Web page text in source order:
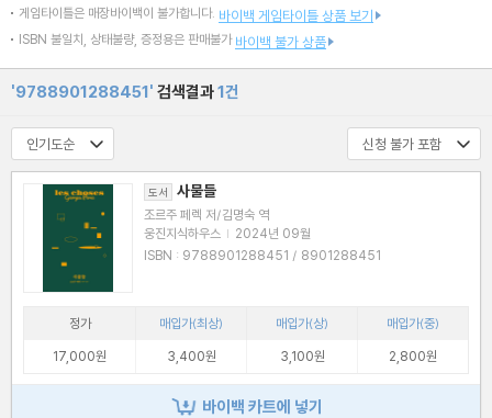
게임타이틀은 매장바이백이 불가합니다. 바이백 게임타이틀 상품 보기
ISBN 불일치, 상태불량, 증정용은 판매불가 바이백 불가 상품
'9788901288451' 검색결과1건
도서 사물들
조르주 페렉 저/김명숙 역
웅진지식하우스 | 2024년 09월
ISBN : 9788901288451 / 8901288451
정가 매입가(최상) 매입가(상)
매입가(중)
17,000원
3,400원 3,100원 2,800원
바이백 카트에 넣기